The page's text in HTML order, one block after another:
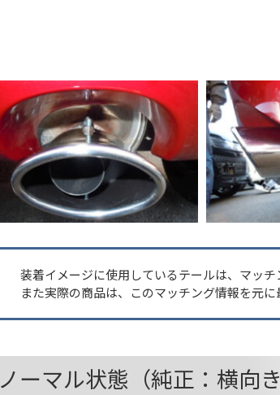
装着イメージに使用しているテールは、マッ
また実際の商品は、このマッチング情報を元
ノーマル状態（純正：横向き